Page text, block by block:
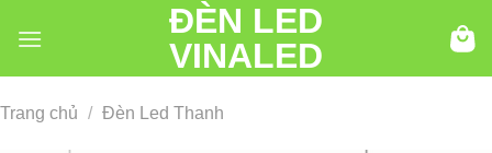
đến
ĐÈN LED
VINALED
Trang chủ / Đèn Led Thanh